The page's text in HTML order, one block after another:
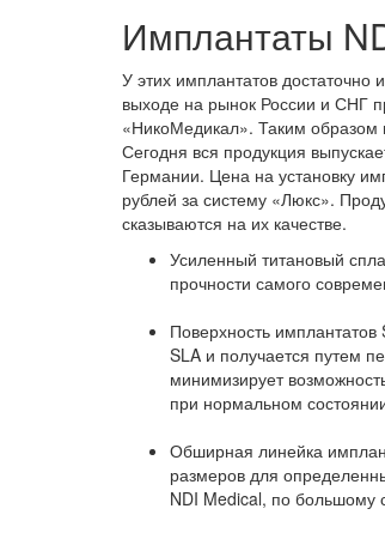
Имплантаты
У этих имплантатов достаточно
выходе на рынок России и СНГ
«НикоМедикал». Таким образом
Сегодня вся продукция
Германии. Цена на установку
рублей за систему «Люкс».
сказываются на их качестве.
Усиленный титановый
прочности самого
Поверхность
SLA и получается путем
минимизирует
при нормальном
Обширная линейка
размеров для
NDI Medical, по большому